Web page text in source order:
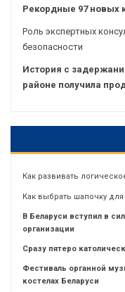
Рекордные 97 новых
Роль экспертных
безопасности
История с
районе получила
Как развивать
Как выбрать шапочку
В Беларуси вступил в
организации
Сразу пятеро
Фестиваль органной
костелах Беларуси